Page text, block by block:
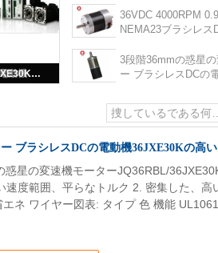
42mmの24V高いトルク ブラシレスDCのサーボ モーター57mm BLDCブラシレス モーター
36VDC 4000RPM
NEMA23ブラシレス
3段階36mmの惑星
ー ブラシレスDCの
ブラシレスDCの電動機36JXE30Kの高
星の変速機モーターJQ36RBL/
度範囲、平らなトルク 2. 密集した、高
ネ ワイヤー図表: タイプ 色 機能